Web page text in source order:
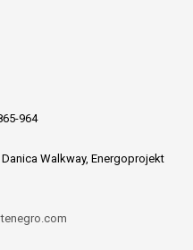
964
Walkway, Energoprojekt